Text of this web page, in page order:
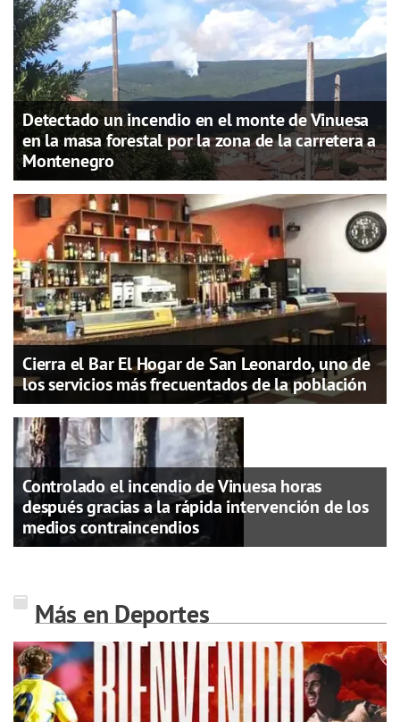
Detectado un incendio en el monte de Vinuesa
en la masa forestal por la zona de la carretera a
Montenegro
Cierra el Bar El Hogar de San Leonardo, uno de
los servicios más frecuentados de la población
Controlado el incendio de Vinuesa horas
después gracias a la rápida intervención de los
medios contraincendios
Más en Deportes